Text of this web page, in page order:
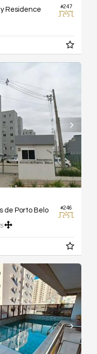
#247
Residence
#246
de Porto Belo